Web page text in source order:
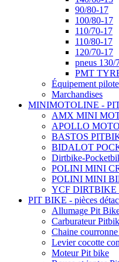
90/80-17
100/80-17
110/70-17
110/80-17
120/70-17
pneus 130/
PMT
Équipement pilote
Marchandises
MINIMOTOLINE -
AMX MINI
APOLLO
BASTOS
BIDALOT
Dirtbike-
POLINI MINI
POLINI MINI
YCF DIRTBIKE
PIT BIKE - pièces
Allumage Pit
Carburateur
Chaine
Levier cocotte
Moteur Pit bike